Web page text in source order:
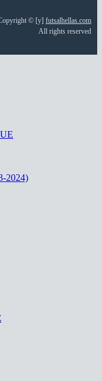
© [y] futsalhellas.com
All rights reserved
2024)